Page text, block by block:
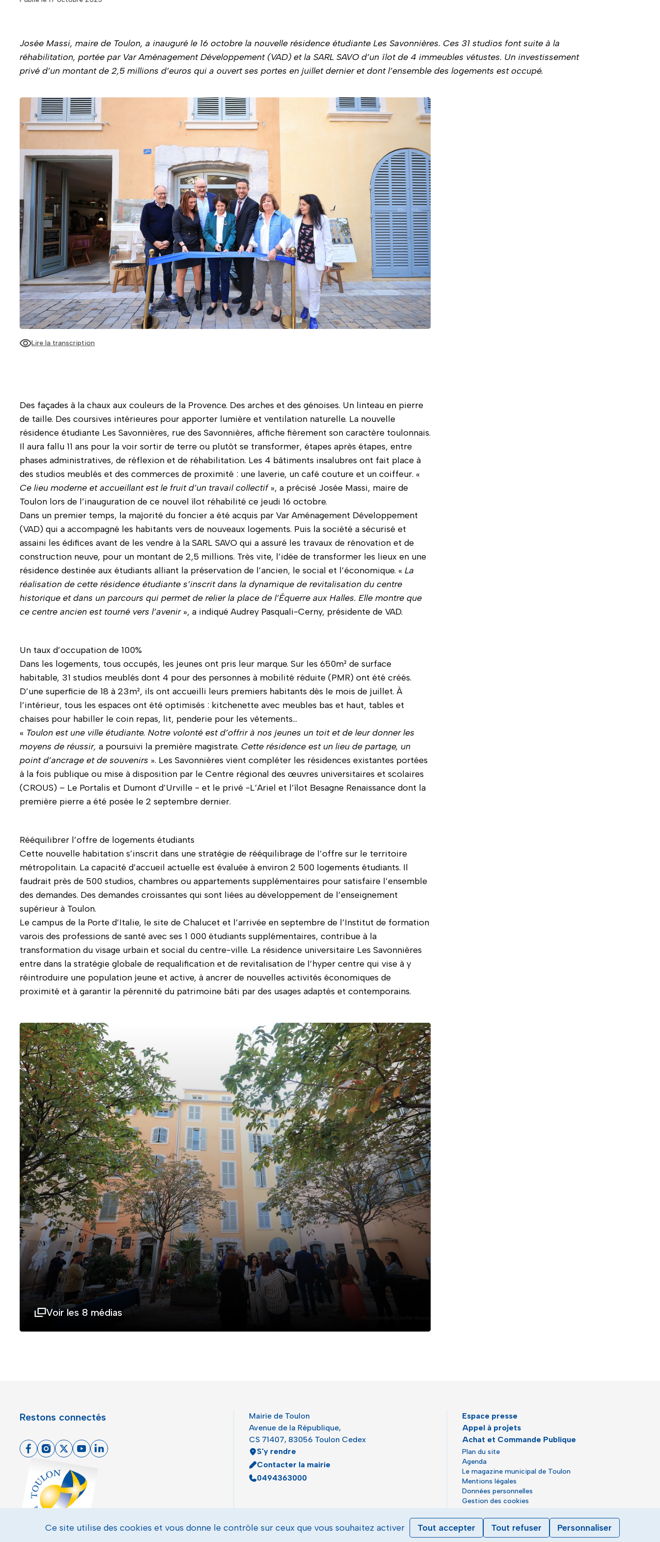
Josée Massi, maire de Toulon, a inauguré le 16 octobre la nouvelle résidence étudiante Les Savonnières. Ces 31 studios font suite à la
réhabilitation, portée par Var Aménagement Développement (VAD) et la SARL SAVO d’un îlot de 4 immeubles vétustes. Un investissement
privé d’un montant de 2,5 millions d’euros qui a ouvert ses portes en juillet dernier et dont l’ensemble des logements est occupé.
Lire la transcription
Des façades à la chaux aux couleurs de la Provence. Des arches et des génoises. Un linteau en pierre
de taille. Des coursives intérieures pour apporter lumière et ventilation naturelle. La nouvelle
résidence étudiante Les Savonnières, rue des Savonnières, affiche fièrement son caractère toulonnais.
Il aura fallu 11 ans pour la voir sortir de terre ou plutôt se transformer, étapes après étapes, entre
phases administratives, de réflexion et de réhabilitation. Les 4 bâtiments insalubres ont fait place à
des studios meublés et des commerces de proximité : une laverie, un café couture et un coiffeur. «
Ce lieu moderne et accueillant est le fruit d’un travail collectif», a précisé Josée Massi, maire de
Toulon lors de l’inauguration de ce nouvel îlot réhabilité ce jeudi 16 octobre.
Dans un premier temps, la majorité du foncier a été acquis par Var Aménagement Développement
(VAD) qui a accompagné les habitants vers de nouveaux logements. Puis la société a sécurisé et
assaini les édifices avant de les vendre à la SARL SAVO qui a assuré les travaux de rénovation et de
construction neuve, pour un montant de 2,5 millions. Très vite, l’idée de transformer les lieux en une
résidence destinée aux étudiants alliant la préservation de l’ancien, le social et l’économique. « La
réalisation de cette résidence étudiante s’inscrit dans la dynamique de revitalisation du centre
historique et dans un parcours qui permet de relier la place de l’Équerre aux Halles. Elle montre que
ce centre ancien est tourné vers l’avenir», a indiqué Audrey Pasquali-Cerny, présidente de VAD.
Un taux d’occupation de 100%
Dans les logements, tous occupés, les jeunes ont pris leur marque. Sur les 650m² de surface
habitable, 31 studios meublés dont 4 pour des personnes à mobilité réduite (PMR) ont été créés.
D’une superficie de 18 à 23m², ils ont accueilli leurs premiers habitants dès le mois de juillet. À
l’intérieur, tous les espaces ont été optimisés : kitchenette avec meubles bas et haut, tables et
chaises pour habiller le coin repas, lit, penderie pour les vêtements…
« Toulon est une ville étudiante. Notre volonté est d’offrir à nos jeunes un toit et de leur donner les
moyens de réussir, a poursuivi la première magistrate. Cette résidence est un lieu de partage, un
point d’ancrage et de souvenirs ». Les Savonnières vient compléter les résidences existantes portées
à la fois publique ou mise à disposition par le Centre régional des œuvres universitaires et scolaires
(CROUS) – Le Portalis et Dumont d’Urville - et le privé -L’Ariel et l’îlot Besagne Renaissance dont la
première pierre a été posée le 2 septembre dernier.
Rééquilibrer l’offre de logements étudiants
Cette nouvelle habitation s’inscrit dans une stratégie de rééquilibrage de l’offre sur le territoire
métropolitain. La capacité d’accueil actuelle est évaluée à environ 2 500 logements étudiants. Il
faudrait près de 500 studios, chambres ou appartements supplémentaires pour satisfaire l’ensemble
des demandes. Des demandes croissantes qui sont liées au développement de l’enseignement
supérieur à Toulon.
Le campus de la Porte d’Italie, le site de Chalucet et l’arrivée en septembre de l’Institut de formation
varois des professions de santé avec ses 1 000 étudiants supplémentaires, contribue à la
transformation du visage urbain et social du centre-ville. La résidence universitaire Les Savonnières
entre dans la stratégie globale de requalification et de revitalisation de l’hyper centre qui vise à y
réintroduire une population jeune et active, à ancrer de nouvelles activités économiques de
proximité et à garantir la pérennité du patrimoine bâti par des usages adaptés et contemporains.
Voir les 8 médias
Restons connectés
FacebookInstagram
X YoutubeLinkedin
Mairie de Toulon
Avenue de la République,
CS 71407, 83056 Toulon Cedex
S'y rendre
Contacter la mairie
0494363000
Espace presse
Appel à projets
Achat et Commande Publique
Plan du site
Agenda
Le magazine municipal de Toulon
Mentions légales
Données personnelles
Gestion des cookies
Ce site utilise des cookies et vous donne le contrôle sur ceux que vous souhaitez activer Tout accepter Tout refuser Personnaliser